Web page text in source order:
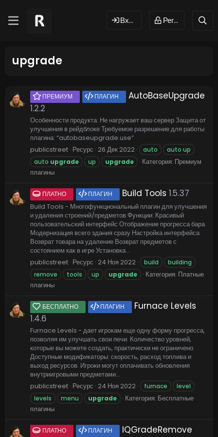
Вход Регистрация
upgrade
ПРЕМИУМ ПЛАГИН
AutoBaseUpgrade
1.2.2
Особенности продукта: Не нагружает ваш сервер Защита от
улучшения в рейдблоке Требуемое разрешение для работы
плагина: “autobaseupgrade.use”
publicstreet Ресурс 26 Дек 2022 auto
auto up
auto upgrade up upgrade Категория: Премиум
плагины
ПЛАТНО ПЛАГИН Build Tools 1.5.37
Build Tools - Многофункциональный плагин для улучшения
и удаления строений/предметов Функции: Красивый
пользовательский интерфейс Отображение прогресса бара
Модернизация всего здания сразу Настройка интерфейса
Возврат товара на удаление Возврат предметов с
состоянием как в игре Установка...
publicstreet Ресурс 24 Ноя 2022 build
building
remove
tools up upgrade Категория: Платные
плагины
БЕСПЛАТНО ПЛАГИН
Furnace Levels
1.4.6
Furnace Levels - дает игрокам еще одну форму прогресса,
позволяя им улучшать свои печи. Количество уровней,
которые вы можете создать, практически не ограничено.
Доступные модификаторы: скорость, расход топлива и
выход ресурсов. Игроки могут оплачивать обновления
внутриигровыми предметами...
publicstreet Ресурс 24 Ноя 2022 furnace
level
levels
menu upgrade Категория: Бесплатные
плагины
ПЛАТНО ПЛАГИН
IQGradeRemove